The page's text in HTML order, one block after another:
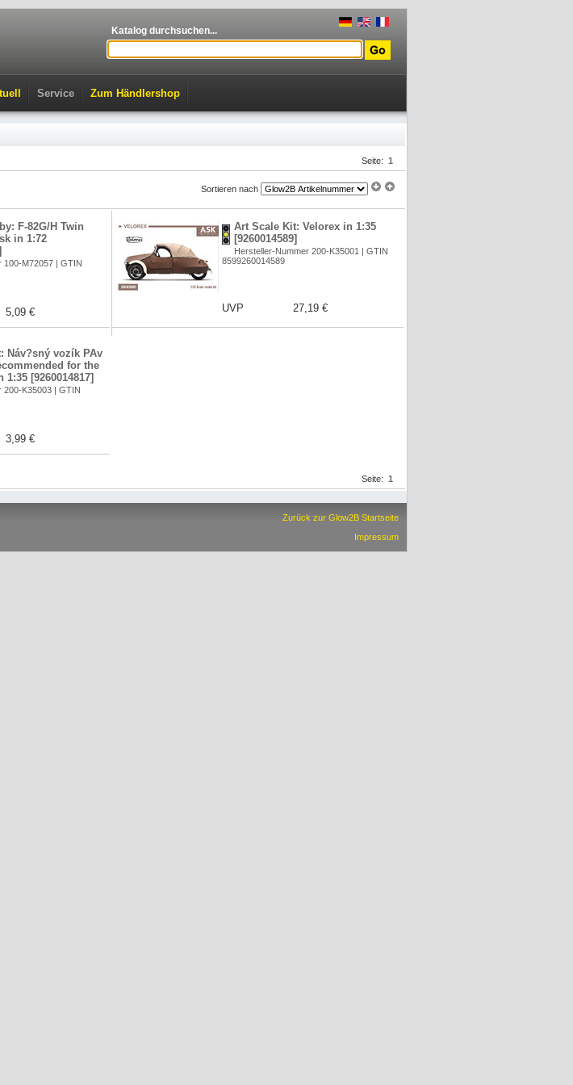
Katalog durchsuchen...
Service Zum Händlershop
Seite: 1
Sortieren nach
F-82G/H Twin
in 1:72
100-M72057 | GTIN
5,09 €
Art Scale Kit: Velorex in 1:35
[9260014589]
Hersteller-Nummer 200-K35001 | GTIN
8599260014589
UVP 27,19 €
Náv?sný vozík PAv
for the
[9260014817]
200-K35003 | GTIN
3,99 €
Seite: 1
Zurück zur Glow2B Startseite
Impressum